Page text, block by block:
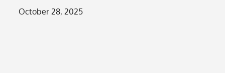
Posted
October 28, 2025